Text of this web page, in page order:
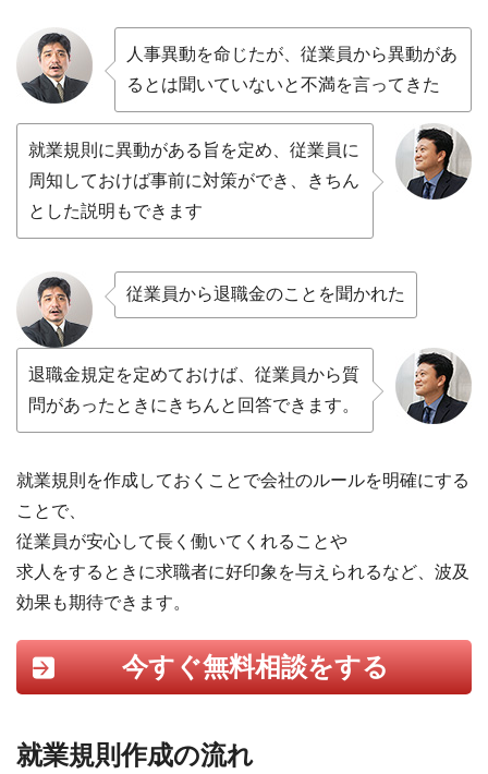
人事異動を命じたが、従業員から異動があ
るとは聞いていないと不満を言ってきた
就業規則に異動がある旨を定め、従業員に
周知しておけば事前に対策ができ、きちん
とした説明もできます
従業員から退職金のことを聞かれた
退職金規定を定めておけば、従業員から質
問があったときにきちんと回答できます。
就業規則を作成しておくことで会社のルールを明確にする
ことで、
従業員が安心して長く働いてくれることや
求人をするときに求職者に好印象を与えられるなど、波及
効果も期待できます。
今すぐ無料相談をする
就業規則作成の流れ